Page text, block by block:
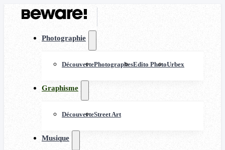
Photographie
DécouvertePhotographesEdito PhotoUrbex
Graphisme
DécouverteStreet Art
Musique